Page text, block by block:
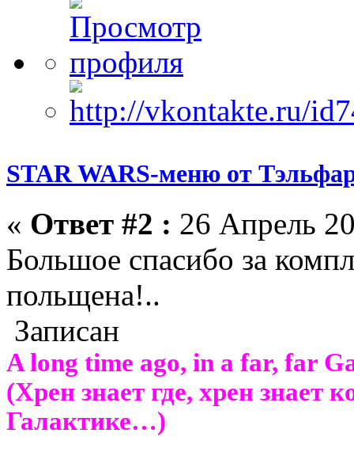
STAR WARS-меню от
« Ответ #2 : 26 Апрель
Большое спасибо за
польщена!..
Записан
A long time ago, in a far, far
(Хрен знает где, хрен знает
Галактике…)